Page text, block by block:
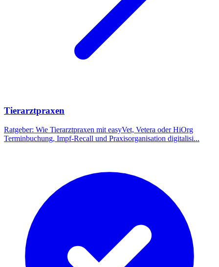
Tierarztpraxen
Ratgeber: Wie Tierarztpraxen mit easyVet, Vetera oder HiOrg
Terminbuchung, Impf-Recall und Praxisorganisation digitalisi...